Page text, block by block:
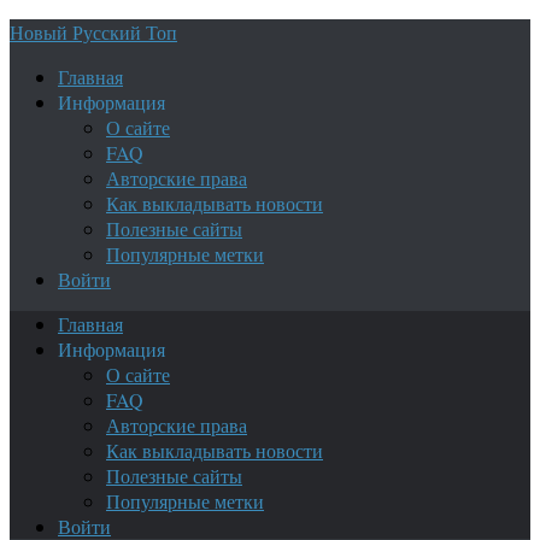
Новый Русский Топ
Главная
Информация
О сайте
FAQ
Авторские права
Как выкладывать новости
Полезные сайты
Популярные метки
Войти
Главная
Информация
О сайте
FAQ
Авторские права
Как выкладывать новости
Полезные сайты
Популярные метки
Войти